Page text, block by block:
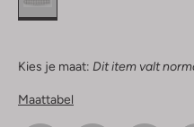
Kies je maat: Dit item valt
Maattabel